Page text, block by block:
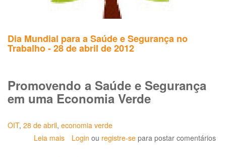
Dia Mundial para a Saúde e Segurança no
Trabalho - 28 de abril de 2012
Promovendo a Saúde e Segurança
em uma Economia Verde
OIT, 28 de abril, economia verde
Leia mais sobre
Login ou registre-se para postar comentários